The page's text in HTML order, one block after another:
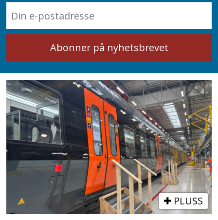
PLUSS